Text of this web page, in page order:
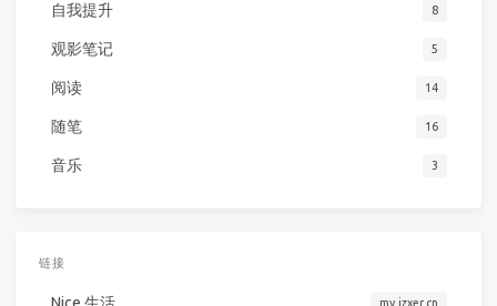
自我提升 8
观影笔记 5
阅读 14
随笔 16
音乐 3
链接
Nice 生活 my.jzxer.cn